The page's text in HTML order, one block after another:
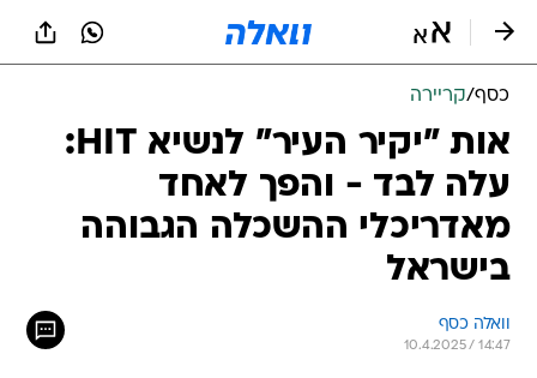
כסף/קריירה
אות "יקיר העיר" לנשיא HIT:
עלה לבד - והפך לאחד
מאדריכלי ההשכלה הגבוהה
בישראל
וואלה כסף
10.4.2025 / 14:47